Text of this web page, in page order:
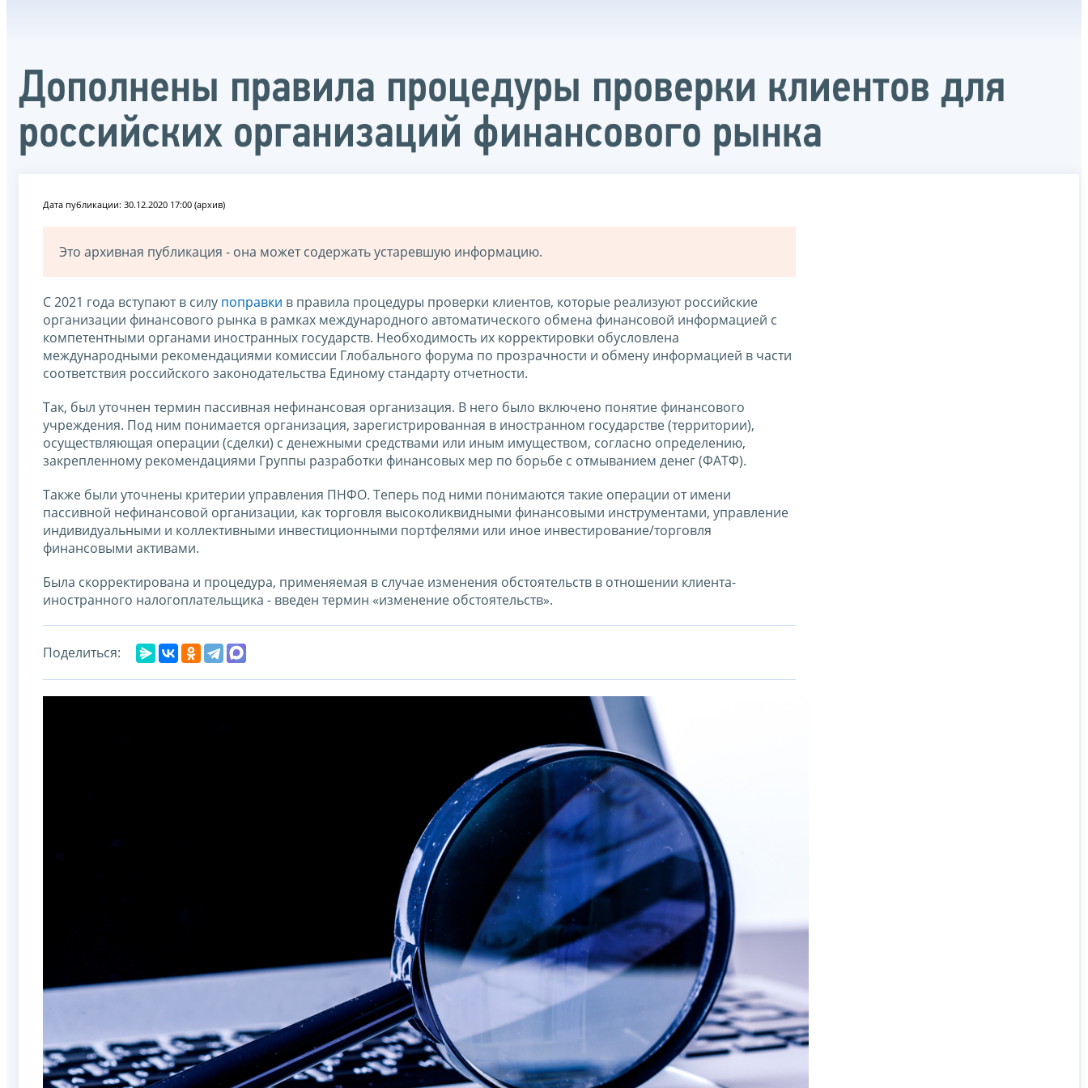
Дополнены правила процедуры проверки клиентов для
российских организаций финансового рынка
Дата публикации: 30.12.2020 17:00 (архив)
Это архивная публикация - она может содержать устаревшую информацию.
С 2021 года вступают в силу поправки в правила процедуры проверки клиентов, которые реализуют российские
организации финансового рынка в рамках международного автоматического обмена финансовой информацией с
компетентными органами иностранных государств. Необходимость их корректировки обусловлена
международными рекомендациями комиссии Глобального форума по прозрачности и обмену информацией в части
соответствия российского законодательства Единому стандарту отчетности.
Так, был уточнен термин пассивная нефинансовая организация. В него было включено понятие финансового
учреждения. Под ним понимается организация, зарегистрированная в иностранном государстве (территории),
осуществляющая операции (сделки) с денежными средствами или иным имуществом, согласно определению,
закрепленному рекомендациями Группы разработки финансовых мер по борьбе с отмыванием денег (ФАТФ).
Также были уточнены критерии управления ПНФО. Теперь под ними понимаются такие операции от имени
пассивной нефинансовой организации, как торговля высоколиквидными финансовыми инструментами, управление
индивидуальными и коллективными инвестиционными портфелями или иное инвестирование/торговля
финансовыми активами.
Была скорректирована и процедура, применяемая в случае изменения обстоятельств в отношении клиента-
иностранного налогоплательщика - введен термин «изменение обстоятельств».
Поделиться: